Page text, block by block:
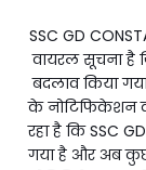
SSC GD
वायरल सूचना है
बदलाव किया
के नोटिफिकेशन को
रहा है कि SSC
गया है और अब कुछ